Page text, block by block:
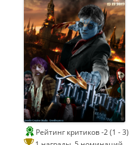
Г
о
м
э
р
2
0
0
у
н
д
т
р
е
к
w
i
z
a
r
Рейтинг критиков -2 (1 - 3)